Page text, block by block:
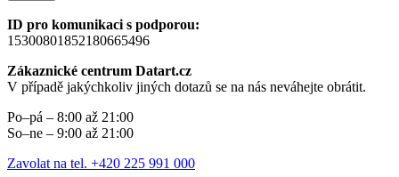
ID pro komunikaci s podporou:
15300801852180665496
Zákaznické centrum Datart.cz
V případě jakýchkoliv jiných dotazů se na nás neváhejte obrátit.
Po–pá – 8:00 až 21:00
So–ne – 9:00 až 21:00
Zavolat na tel. +420 225 991 000